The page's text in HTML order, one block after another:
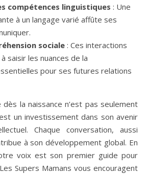
compétences linguistiques : Une
à un langage varié affûte ses
sociale : Ces interactions
saisir les nuances de la
pour ses futures relations
la naissance n’est pas seulement
un investissement dans son avenir
Chaque conversation, aussi
à son développement global. En
voix est son premier guide pour
Supers Mamans vous encouragent